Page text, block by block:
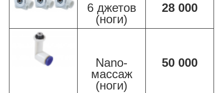
6 джетов
(ноги)
28 000
Nano-
массаж
(ноги)
50 000